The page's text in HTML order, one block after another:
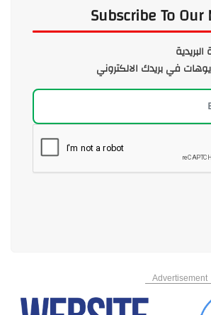
Subscribe To
في بريدك الالكتروني
Advertisement